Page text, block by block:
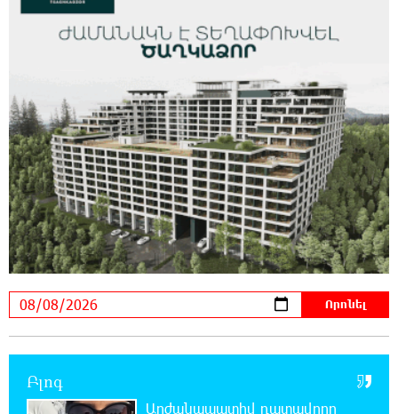
21:45:44 7-08-2026
Երևանում և մարզերում էլեկտրաէներգիայի
21:26:16 7-08-2026
Ստեփանավանում ռուս կին է փորձել
ինքնասպան լինել
21:08:37 7-08-2026
ԵԱՏՄ֊ն չի ուզում, որ իր միջոցներով
զարգանա Հայաստանի տնտեսությունը ու
հետո գնա ԵՄ. Արշակ Կարապետյան
21:03:44 7-08-2026
Բլոգ
Արժանապատիվ դատավորը